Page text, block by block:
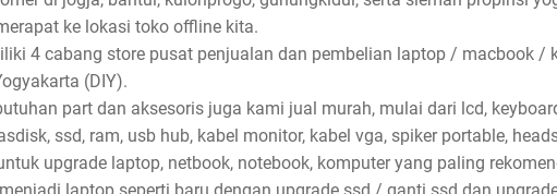
ke lokasi toko offline kita.
4 cabang store pusat penjualan dan pembelian laptop / macbook /
(DIY).
part dan aksesoris juga kami jual murah, mulai dari lcd,
ssd, ram, usb hub, kabel monitor, kabel vga, spiker portable,
upgrade laptop, netbook, notebook, komputer yang paling